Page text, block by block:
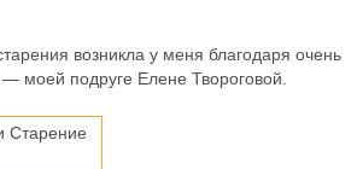
возникла у меня благодаря очень
— моей подруге Елене Твороговой.